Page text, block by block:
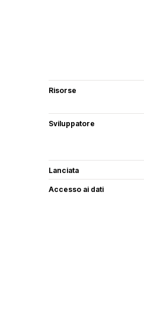
Risorse
Sviluppatore
Lanciata
Accesso ai dati